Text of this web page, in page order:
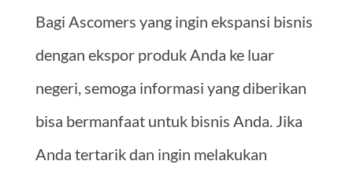
Bagi Ascomers yang ingin ekspansi bisnis
dengan ekspor produk Anda ke luar
negeri, semoga informasi yang diberikan
bisa bermanfaat untuk bisnis Anda. Jika
Anda tertarik dan ingin melakukan